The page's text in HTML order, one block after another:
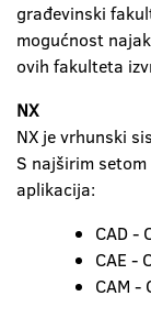
građevinski
mogućnost
ovih fakulteta
NX
NX je vrhunski
S najširim
aplikacija:
CAD -
CAE -
CAM -